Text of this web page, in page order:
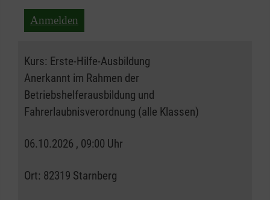
Anmelden
Kurs: Erste-Hilfe-Ausbildung
Anerkannt im Rahmen der
Betriebshelferausbildung und
Fahrerlaubnisverordnung (alle Klassen)
06.10.2026 , 09:00 Uhr
Ort: 82319 Starnberg